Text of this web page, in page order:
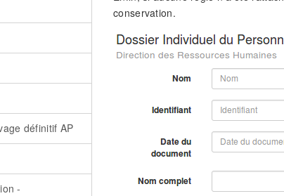
définitif AP
-
conservation.